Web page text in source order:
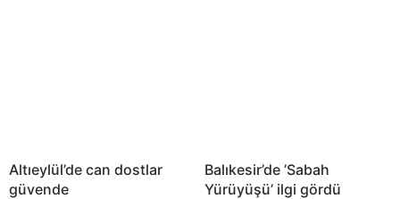
Altıeylül’de can dostlar
güvende
Balıkesir’de ’Sabah
Yürüyüşü’ ilgi gördü